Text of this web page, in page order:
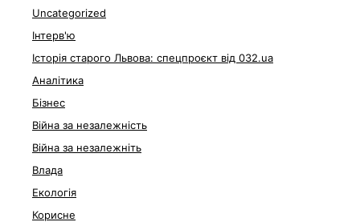
Uncategorized
Інтерв'ю
Історія старого Львова: спецпроєкт від 032.ua
Аналітика
Бізнес
Війна за незалежність
Війна за незалежніть
Влада
Екологія
Корисне